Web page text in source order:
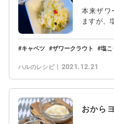
本来ザワ
ますが、
キャベツ ザワークラウト 塩こ
ハルのレシピ 2021.12.21
おから